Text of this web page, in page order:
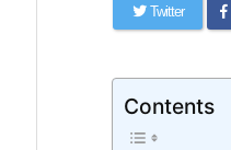
Twitter
Contents